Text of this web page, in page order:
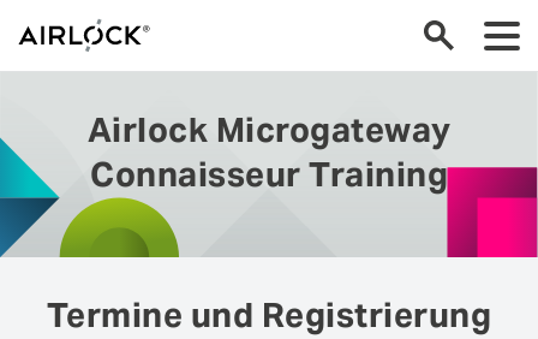
Airlock Microgateway
Connaisseur Training
Termine und Registrierung
← Zurück zur Terminübersicht